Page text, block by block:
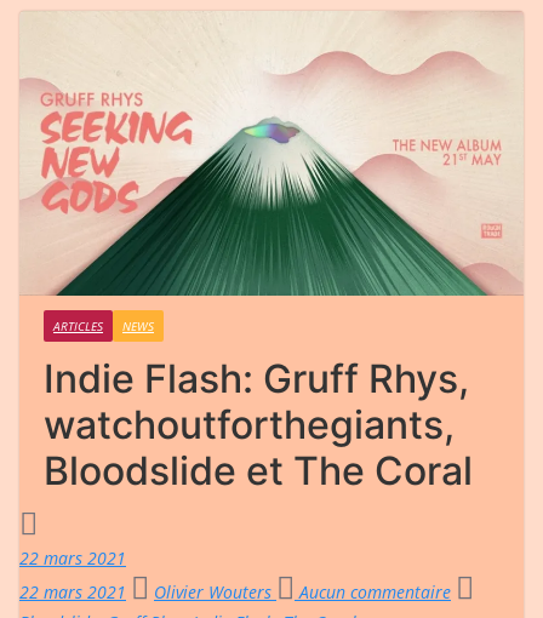
ARTICLES NEWS
Indie Flash: Gruff Rhys,
watchoutforthegiants,
Bloodslide et The Coral
22 mars 2021
22 mars 2021
Olivier Wouters
Aucun commentaire